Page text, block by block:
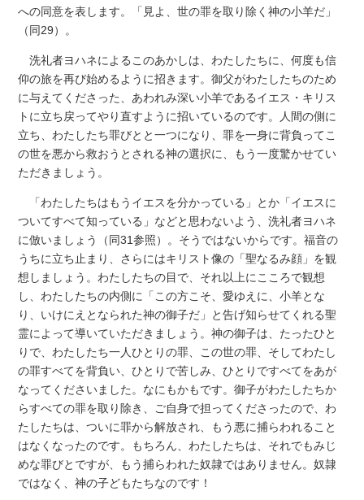
への同意を表します。「見よ、世の罪を取り除く神の小羊だ」
（同29）。
洗礼者ヨハネによるこのあかしは、わたしたちに、何度も信
仰の旅を再び始めるように招きます。御父がわたしたちのため
に与えてくださった、あわれみ深い小羊であるイエス・キリス
トに立ち戻ってやり直すように招いているのです。人間の側に
立ち、わたしたち罪びとと一つになり、罪を一身に背負ってこ
の世を悪から救おうとされる神の選択に、もう一度驚かせてい
ただきましょう。
「わたしたちはもうイエスを分かっている」とか「イエスに
ついてすべて知っている」などと思わないよう、洗礼者ヨハネ
に倣いましょう（同31参照）。そうではないからです。福音の
うちに立ち止まり、さらにはキリスト像の「聖なるみ顔」を観
想しましょう。わたしたちの目で、それ以上にこころで観想
し、わたしたちの内側に「この方こそ、愛ゆえに、小羊とな
り、いけにえとなられた神の御子だ」と告げ知らせてくれる聖
霊によって導いていただきましょう。神の御子は、たったひと
りで、わたしたち一人ひとりの罪、この世の罪、そしてわたし
の罪すべてを背負い、ひとりで苦しみ、ひとりですべてをあが
なってくださいました。なにもかもです。御子がわたしたちか
らすべての罪を取り除き、ご自身で担ってくださったので、わ
たしたちは、ついに罪から解放され、もう悪に捕らわれること
はなくなったのです。もちろん、わたしたちは、それでもみじ
めな罪びとですが、もう捕らわれた奴隷ではありません。奴隷
ではなく、神の子どもたちなのです！